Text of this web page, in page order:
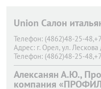
Union Салон
Телефон: (4862)48-25-
Адрес: г. Орел, ул. Лескова
Телефон: (4862)48-25-
Адрес: г. Орел, ул.
Алексанян А.Ю.,
компания